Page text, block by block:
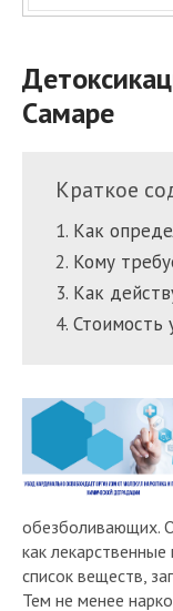
Самаре
Краткое
Как
Кому
Как
Стоимость
обезболивающих.
как
список веществ,
Тем не менее